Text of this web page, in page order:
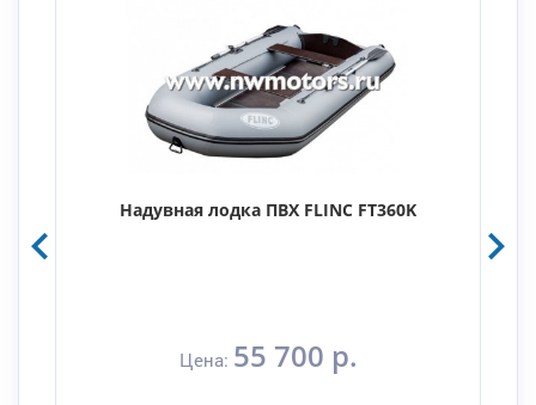
Надувная лодка ПВХ FLINC FT360K
Цена: 55 700 р.